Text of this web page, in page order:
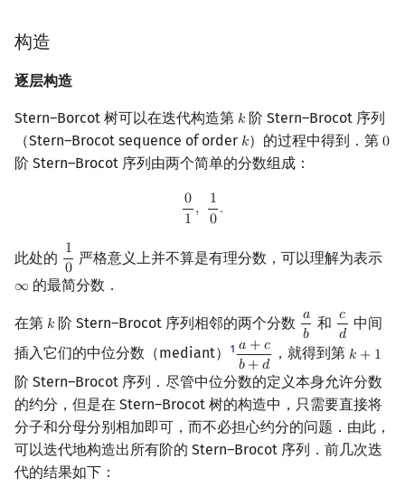
GUIDE
LaTeX 入门 锦标赛排序
优化
动态 DP
DP 优化
其它 DP 方法
后缀自动机 (SAM)
后缀树
Manacher
序列自动机
最小表示法
单调性
最简性
完全性
查找分数
快速算法
Calkin–Wilf 树
与连分数的关系
与 Stern–Brocot 树的关系
Stern 双原子序列
符号化方法
普通生成函数
指数生成函数
分拆数
图论计数
Jordan标准型
树状数组
二叉搜索树 & 平衡树
跳表
树套树
K-D Tree
树哈希
拆点
最小环
2-SAT
哈密顿图
二分图
随机增量法
表达式求值
Garsia–Wachs 算法
15-puzzle
珂朵莉树/颜色段均摊
空间优化简介
构造
逐层构造
Stern–Borcot 树可以在迭代构造第 𝑘
k 阶 Stern–Brocot 序列
（Stern–Brocot sequence of order 𝑘
k）的过程中得到．第0
0
阶 Stern–Brocot 序列由两个简单的分数组成：
0
1 , 1
0.
01 0
此处的 1
0
10 严格意义上并不算是有理分数，可以理解为表示
∞
∞ 的最简分数．
在第 𝑘
k 阶 Stern–Brocot 序列相邻的两个分数 𝑎
𝑏
ab 和 𝑐
𝑑
cd 中间
插入它们的中位分数（mediant）
1 𝑎 +𝑐
𝑏+𝑑
a+cb+ d，就得到第 𝑘 + 1
k+1
阶 Stern–Brocot 序列．尽管中位分数的定义本身允许分数
的约分，但是在 Stern–Brocot 树的构造中，只需要直接将
分子和分母分别相加即可，而不必担心约分的问题．由此，
可以迭代地构造出所有阶的 Stern–Brocot 序列．前几次迭
代的结果如下：